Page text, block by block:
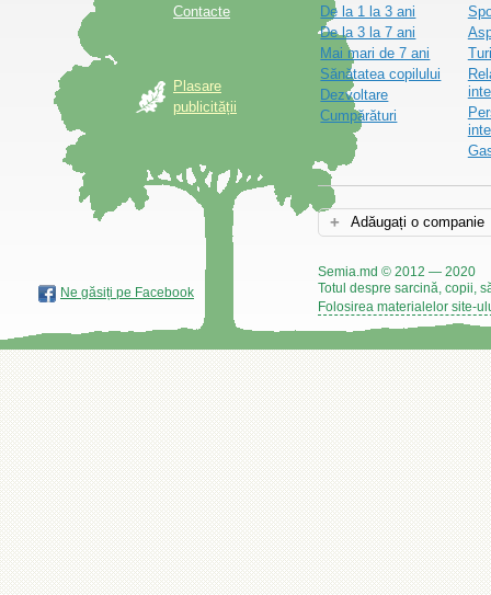
Contacte
Plasare
publicității
De la 1 la 3 ani
De la 3 la 7 ani
Mai mari de 7 ani
Sănătatea copilului
Dezvoltare
Cumpărături
Adăugați o companie
Semia.md © 2012 — 2020
Totul despre sarcină, copii,
Folosirea materialelor site-
Ne găsiți pe Facebook